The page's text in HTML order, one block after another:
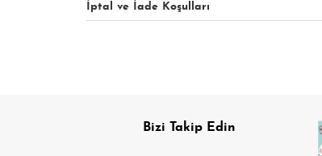
İptal ve İade Koşulları
Bizi Takip Edin